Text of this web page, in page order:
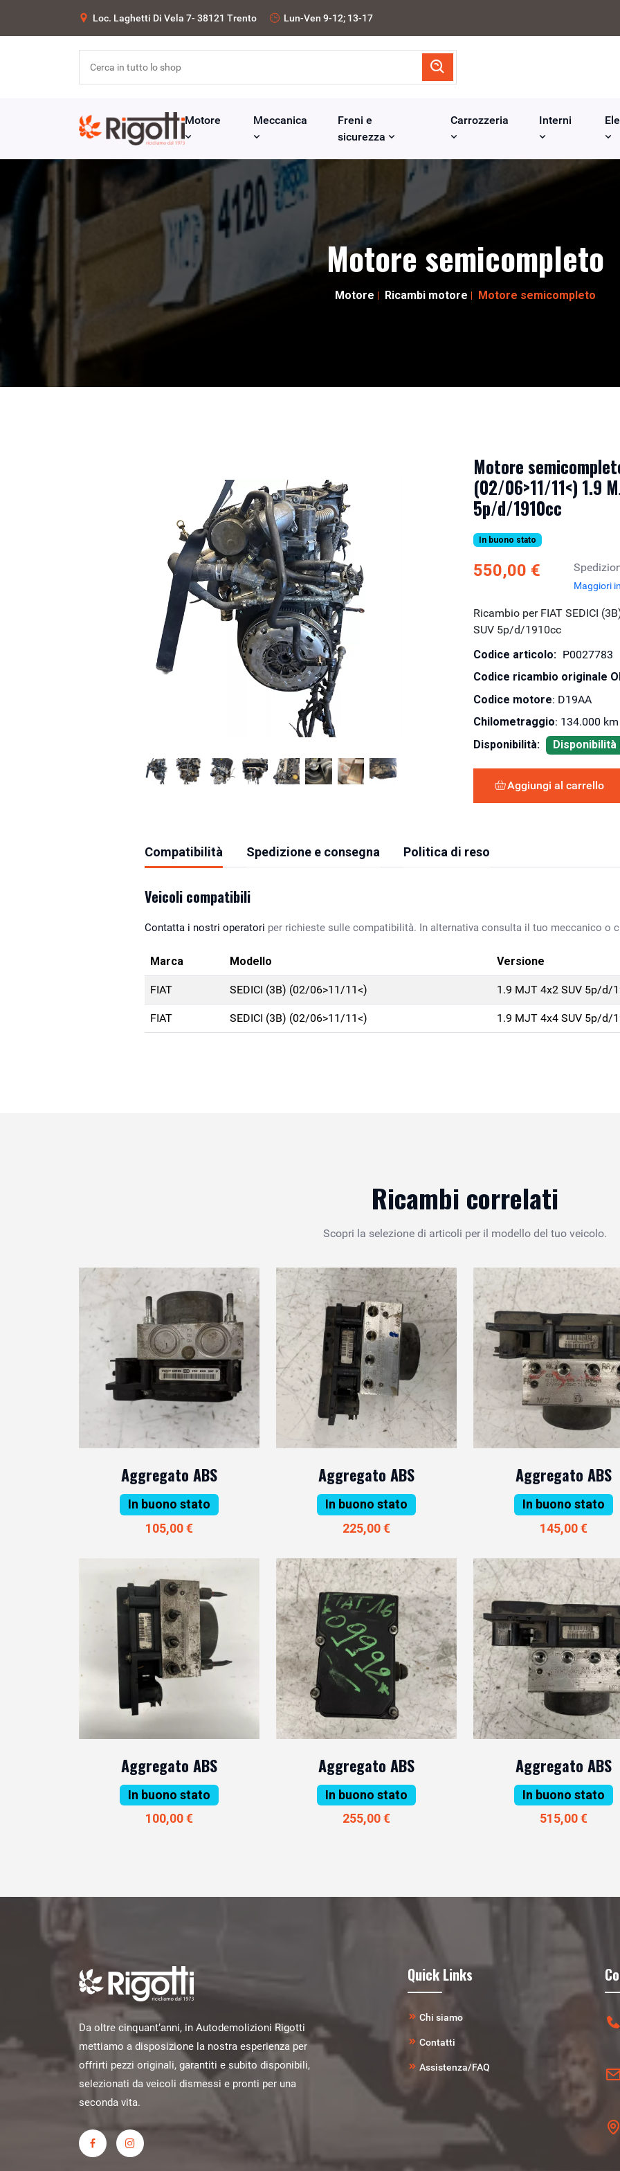
Loc. Laghetti Di Vela 7- 38121 Trento Lun-Ven 9-12; 13-17
Motore Meccanica
Freni e
sicurezza
Carrozzeria Interni
Motore semicompleto
Motore Ricambi motore Motore semicompleto
Motore
(02/06>11/11<) 1.9
5p/d/1910cc
In buono stato
550,00 €
Maggiori
Ricambio per FIAT SEDICI
SUV 5p/d/1910cc
Codice articolo: P0027783
Codice ricambio originale
Codice motore: D19AA
Chilometraggio: 134.000 km
Disponibilità:
Aggiungi al carrello
Compatibilità Spedizione e consegna Politica di reso
Veicoli compatibili
Contatta i nostri operatori per richieste sulle compatibilità. In alternativa consulta il tuo meccanico o
Marca Modello Versione
FIAT SEDICI (3B) (02/06>11/11<) 1.9 MJT 4x2 SUV 5p/d/
FIAT SEDICI (3B) (02/06>11/11<) 1.9 MJT 4x4 SUV 5p/d/
Ricambi correlati
Scopri la selezione di articoli per il modello del tuo veicolo.
Aggregato ABS
In buono stato
105,00 €
Aggregato ABS
In buono stato
225,00 €
Aggregato ABS
In buono stato
145,00 €
Aggregato ABS
In buono stato
100,00 €
Aggregato ABS
In buono stato
255,00 €
Aggregato ABS
In buono stato
515,00 €
Da oltre cinquant’anni, in Autodemolizioni Rigotti
mettiamo a disposizione la nostra esperienza per
offrirti pezzi originali, garantiti e subito disponibili,
selezionati da veicoli dismessi e pronti per una
seconda vita.
Quick Links
Chi siamo
Contatti
Assistenza/FAQ